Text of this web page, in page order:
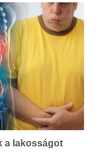
a lakosságot